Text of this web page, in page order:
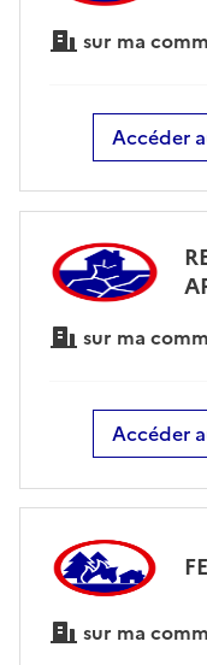
sur ma
Accéder
sur ma
Accéder
sur ma